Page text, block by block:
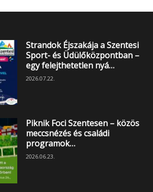
Strandok Éjszakája a Szentesi
Sport- és Üdülőközpontban –
egy felejthetetlen nyá…
2026.07.22.
Piknik Foci Szentesen – közös
meccsnézés és családi
programok…
2026.06.23.